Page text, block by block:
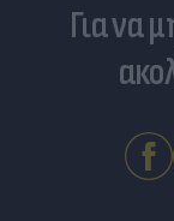
Για να